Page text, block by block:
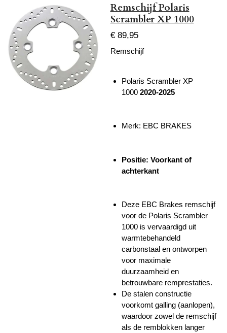
Remschijf Polaris
Scrambler XP 1000
€ 89,95
Remschijf
Polaris Scrambler XP
1000 2020-2025
Merk: EBC BRAKES
Positie: Voorkant of
achterkant
Deze EBC Brakes remschijf
voor de Polaris Scrambler
1000 is vervaardigd uit
warmtebehandeld
carbonstaal en ontworpen
voor maximale
duurzaamheid en
betrouwbare remprestaties.
De stalen constructie
voorkomt galling (aanlopen),
waardoor zowel de remschijf
als de remblokken langer